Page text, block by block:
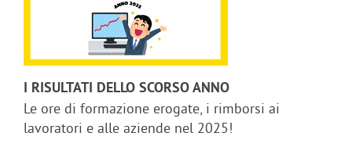
I RISULTATI DELLO SCORSO ANNO
Le ore di formazione erogate, i rimborsi ai
lavoratori e alle aziende nel 2025!